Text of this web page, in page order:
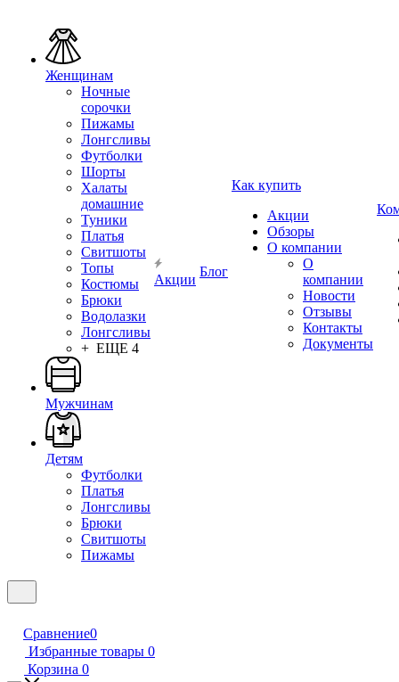
Женщинам
Ночные
сорочки
Пижамы
Лонгсливы
Футболки
Шорты
Халаты
домашние
Туники
Платья
Свитшоты
Топы
Костюмы
Брюки
Водолазки
Лонгсливы
+ ЕЩЕ 4
Мужчинам
Детям
Футболки
Платья
Лонгсливы
Брюки
Свитшоты
Пижамы
Акции
Блог
Как купить
Акции
Обзоры
О компании
О
компании
Новости
Отзывы
Контакты
Документы
Сравнение0
Избранные товары 0
Корзина 0